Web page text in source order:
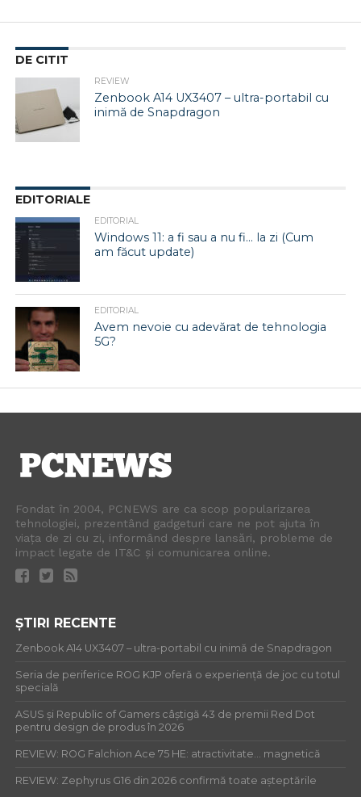
DE CITIT
REVIEW
Zenbook A14 UX3407 – ultra-portabil cu
inimă de Snapdragon
EDITORIALE
EDITORIAL
Windows 11: a fi sau a nu fi… la zi (Cum
am făcut update)
EDITORIAL
Avem nevoie cu adevărat de tehnologia
5G?
Fondat în 2004, PCNEWS are ca scop popularizarea
tehnologiei, prezentând gadgeturi care ne pot ajuta în
viața de zi cu zi, informând despre lansări, probleme de
impact legate de IT&C și comunicarea online.
ȘTIRI RECENTE
Zenbook A14 UX3407 – ultra-portabil cu inimă de Snapdragon
Seria de periferice ROG KJP oferă o experiență de joc cu totul
specială
ASUS și Republic of Gamers câștigă 43 de premii Red Dot
pentru design de produs în 2026
REVIEW: ROG Falchion Ace 75 HE: atractivitate… magnetică
REVIEW: Zephyrus G16 din 2026 confirmă toate așteptările